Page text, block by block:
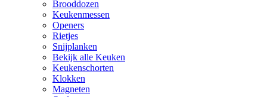
Brooddozen
Keukenmessen
Openers
Rietjes
Snijplanken
Bekijk alle Keuken
Keukenschorten
Klokken
Magneten